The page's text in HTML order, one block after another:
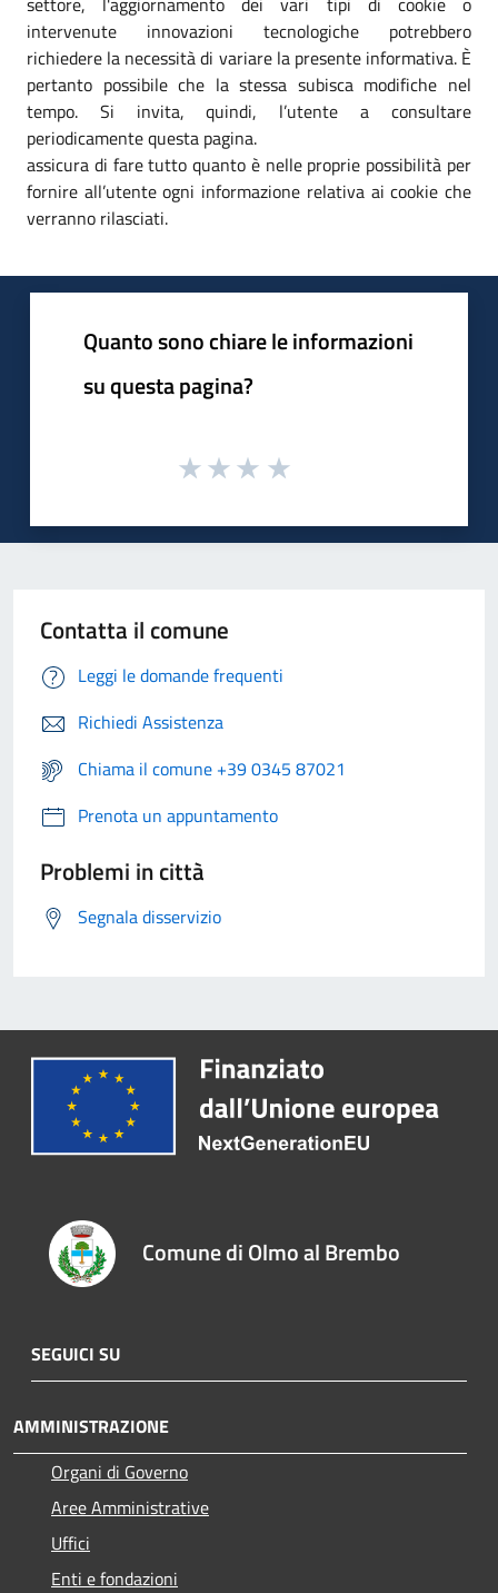
intervenute innovazioni tecnologiche potrebbero
richiedere la necessità di variare la presente informativa. È
pertanto possibile che la stessa subisca modifiche nel
tempo. Si invita, quindi, l’utente a consultare
periodicamente questa pagina.
assicura di fare tutto quanto è nelle proprie possibilità per
fornire all’utente ogni informazione relativa ai cookie che
verranno rilasciati.
Quanto sono chiare le informazioni
su questa pagina?
Contatta il comune
Leggi le domande frequenti
Richiedi Assistenza
Chiama il comune +39 0345 87021
Prenota un appuntamento
Problemi in città
Segnala disservizio
Comune di Olmo al Brembo
SEGUICI SU
AMMINISTRAZIONE
Organi di Governo
Aree Amministrative
Uffici
Enti e fondazioni